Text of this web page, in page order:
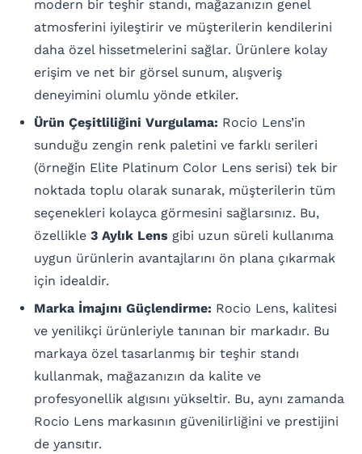
modern bir teşhir standı, mağazanızın genel
atmosferini iyileştirir ve müşterilerin kendilerini
daha özel hissetmelerini sağlar. Ürünlere kolay
erişim ve net bir görsel sunum, alışveriş
deneyimini olumlu yönde etkiler.
Ürün Çeşitliliğini Vurgulama: Rocio Lens’in
sunduğu zengin renk paletini ve farklı serileri
(örneğin Elite Platinum Color Lens serisi) tek bir
noktada toplu olarak sunarak, müşterilerin tüm
seçenekleri kolayca görmesini sağlarsınız. Bu,
özellikle 3 Aylık Lens gibi uzun süreli kullanıma
uygun ürünlerin avantajlarını ön plana çıkarmak
için idealdir.
Marka İmajını Güçlendirme: Rocio Lens, kalitesi
ve yenilikçi ürünleriyle tanınan bir markadır. Bu
markaya özel tasarlanmış bir teşhir standı
kullanmak, mağazanızın da kalite ve
profesyonellik algısını yükseltir. Bu, aynı zamanda
Rocio Lens markasının güvenilirliğini ve prestijini
de yansıtır.